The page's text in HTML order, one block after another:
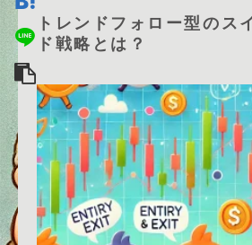
トレンドフォロー型のス
ド戦略とは？